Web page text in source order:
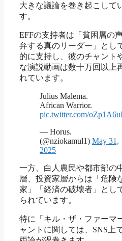
大きな議論を巻き起こして
す。
EFFの支持者は「貧困層の
弁する真のリーダー」とし
的に支持し、彼のチャント
な演説動画は数十万回以上
れています。
Julius Malema.
African Warrior.
pic.twitter.com/
— Horus.
(@nziokamul1) May 31,
2025
一方、白人農民や都市部の
層、投資家層からは「危険
家」「経済の破壊者」とし
られています。
特に「キル・ザ・ファーマ
ャントに関しては、SNS上